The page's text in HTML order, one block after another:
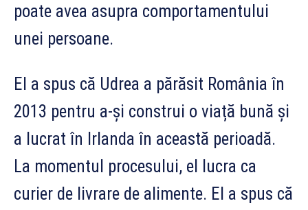
poate avea asupra comportamentului
unei persoane.
El a spus că Udrea a părăsit România în
2013 pentru a-și construi o viață bună și
a lucrat în Irlanda în această perioadă.
La momentul procesului, el lucra ca
curier de livrare de alimente. El a spus că